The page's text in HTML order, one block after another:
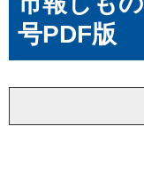
号PDF版